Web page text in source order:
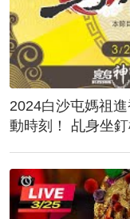
2024白沙屯媽祖
動時刻！ 乩身坐